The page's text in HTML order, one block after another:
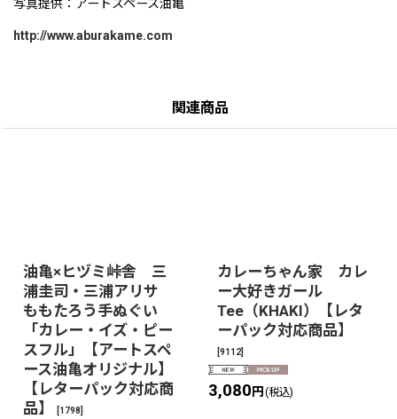
写真提供：アートスペース油亀
http://www.aburakame.com
関連商品
油亀×ヒヅミ峠舎 三
浦圭司・三浦アリサ
ももたろう手ぬぐい
「カレー・イズ・ピー
スフル」【アートスペ
ース油亀オリジナル】
【レターパック対応商
品】
[1798]
カレーちゃん家 カレ
ー大好きガール
Tee（KHAKI）【レタ
ーパック対応商品】
[9112]
3,080円 (税込)